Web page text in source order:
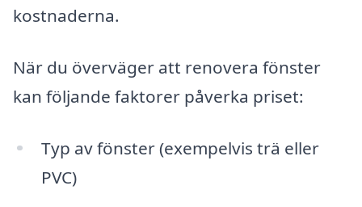
kostnaderna.
När du överväger att renovera fönster
kan följande faktorer påverka priset:
Typ av fönster (exempelvis trä eller
PVC)